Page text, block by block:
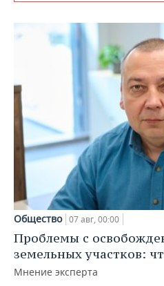
Общество 07 авг, 00:00
Проблемы с
земельных участков:
Мнение эксперта